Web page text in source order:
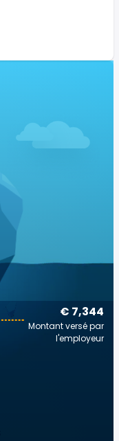
€ 7,344
Montant versé par
l'employeur